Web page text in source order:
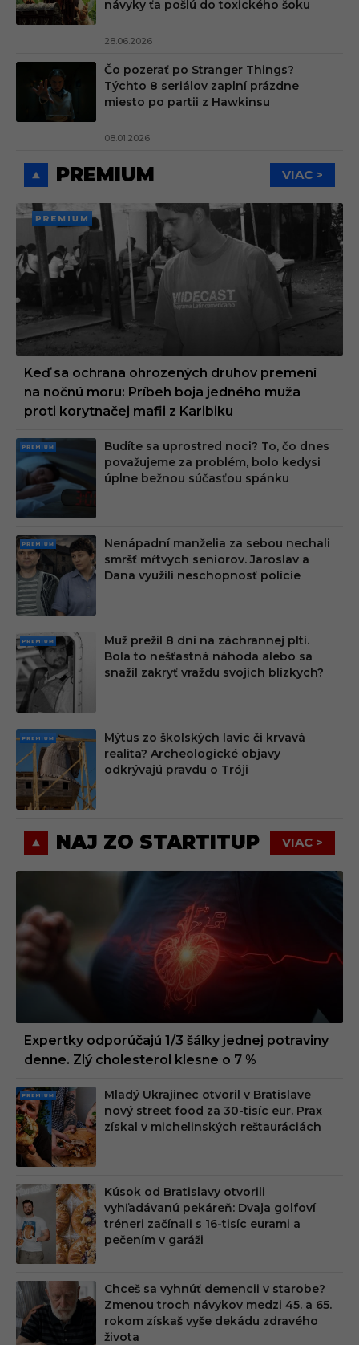
návyky ťa pošlú do toxického šoku
28.06.2026
Čo pozerať po Stranger Things?
Týchto 8 seriálov zaplní prázdne
miesto po partii z Hawkinsu
08.01.2026
PREMIUM VIAC >
PREMI
UM
Keď sa ochrana ohrozených druhov premení
na nočnú moru: Príbeh boja jedného muža
proti korytnačej mafii z Karibiku
PRE
MIU
M
Budíte sa uprostred noci? To, čo dnes
považujeme za problém, bolo kedysi
úplne bežnou súčasťou spánku
PRE
MIU
M
Nenápadní manželia za sebou nechali
smršť mŕtvych seniorov. Jaroslav a
Dana využili neschopnosť polície
PRE
MIU
M
Muž prežil 8 dní na záchrannej plti.
Bola to nešťastná náhoda alebo sa
snažil zakryť vraždu svojich blízkych?
PRE
MIU
M
Mýtus zo školských lavíc či krvavá
realita? Archeologické objavy
odkrývajú pravdu o Tróji
NAJ ZO STARTITUP VIAC >
Expertky odporúčajú 1/3 šálky jednej potraviny
denne. Zlý cholesterol klesne o 7 %
PRE
MIU
M
Mladý Ukrajinec otvoril v Bratislave
nový street food za 30-tisíc eur. Prax
získal v michelinských reštauráciách
Kúsok od Bratislavy otvorili
vyhľadávanú pekáreň: Dvaja golfoví
tréneri začínali s 16-tisíc eurami a
pečením v garáži
Chceš sa vyhnúť demencii v starobe?
Zmenou troch návykov medzi 45. a 65.
rokom získaš vyše dekádu zdravého
života